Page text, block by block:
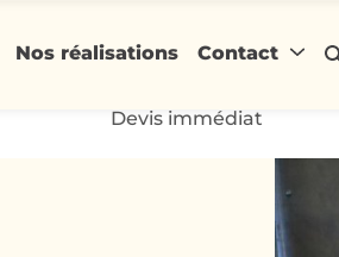
Nos réalisations Contact
Devis immédiat